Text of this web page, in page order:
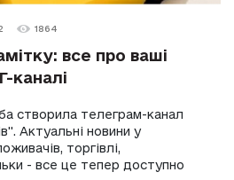
1864
все про ваші
каналі
створила телеграм-канал
Актуальні новини у
торгівлі,
- все це тепер доступно